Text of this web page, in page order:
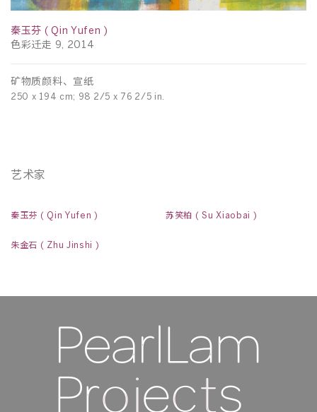
秦玉芬 ( Qin Yufen )
色彩迁走 9, 2014
矿物质颜料、宣纸
250 x 194 cm; 98 2/5 x 76 2/5 in.
艺术家
秦玉芬 ( Qin Yufen ) 苏笑柏 ( Su Xiaobai )
朱金石 ( Zhu Jinshi )